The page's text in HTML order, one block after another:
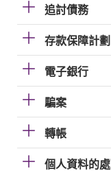
追討債務
存款保障計劃
電子銀行
騙案
轉帳
個人資料的